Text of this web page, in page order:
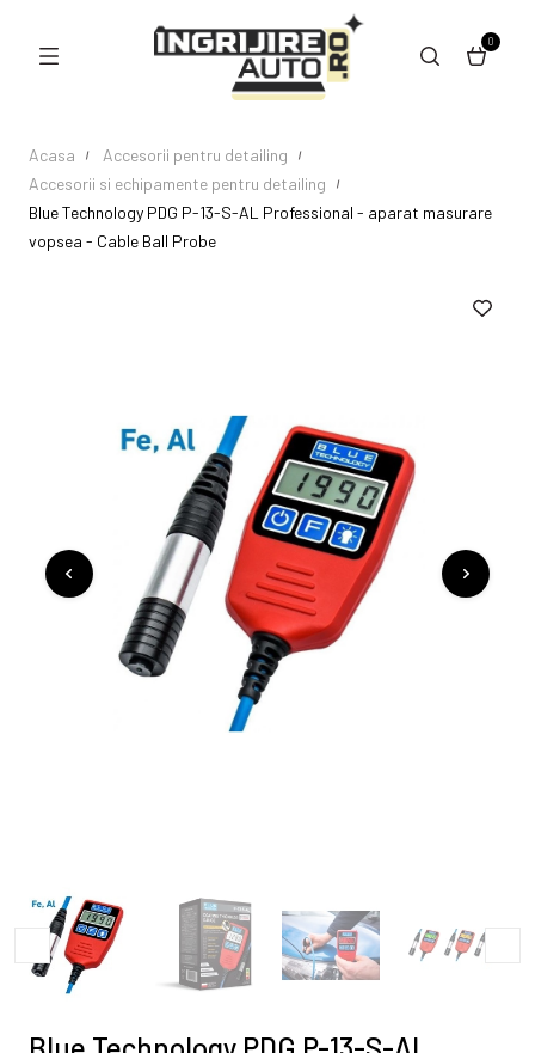
0
Acasa
Accesorii pentru detailing
Accesorii si echipamente pentru detailing
Blue Technology PDG P-13-S-AL Professional - aparat masurare
vopsea - Cable Ball Probe